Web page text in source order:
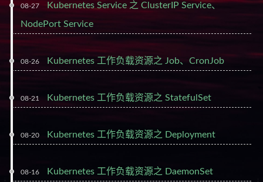
08-27
Kubernetes Service 之 ClusterIP Service、
NodePort Service
08-26 Kubernetes 工作负载资源之 Job、CronJob
08-21 Kubernetes 工作负载资源之 StatefulSet
08-20 Kubernetes 工作负载资源之 Deployment
08-16 Kubernetes 工作负载资源之 DaemonSet